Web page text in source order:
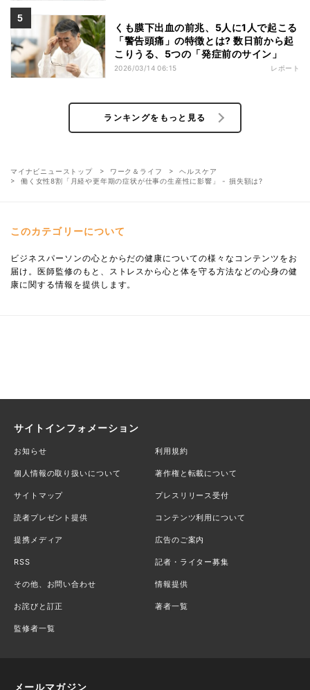
くも膜下出血の前兆、5人に1人で起こる
「警告頭痛」の特徴とは? 数日前から起
こりうる、5つの「発症前のサイン」
2026/03/14 06:15 レポート
ランキングをもっと見る
マイナビニューストップ ワーク＆ライフ
ヘルスケア
働く女性8割「月経や更年期の症状が仕事の生産性に影響」 - 損失額は?
このカテゴリーについて
ビジネスパーソンの心とからだの健康についての様々なコンテンツをお
届け。医師監修のもと、ストレスから心と体を守る方法などの心身の健
康に関する情報を提供します。
サイトインフォメーション
お知らせ 利用規約
個人情報の取り扱いについて 著作権と転載について
サイトマップ プレスリリース受付
読者プレゼント提供 コンテンツ利用について
提携メディア 広告のご案内
RSS 記者・ライター募集
その他、お問い合わせ 情報提供
お詫びと訂正 著者一覧
監修者一覧
メールマガジン